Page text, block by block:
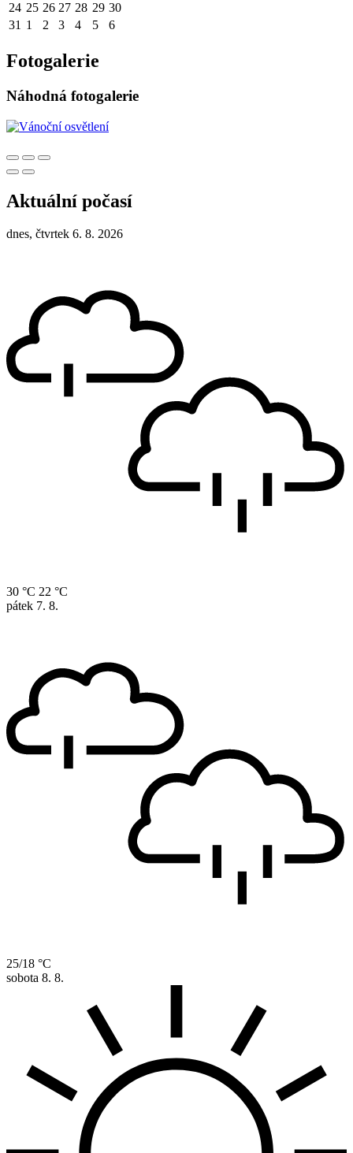
24 25 26 27 28 29 30
31 1 2 3 4 5 6
Fotogalerie
Náhodná fotogalerie
Aktuální počasí
dnes, čtvrtek 6. 8. 2026
30 °C 22 °C
pátek 7. 8.
25/18 °C
sobota 8. 8.